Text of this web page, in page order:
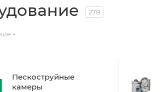
278
Пескоструйные
камеры